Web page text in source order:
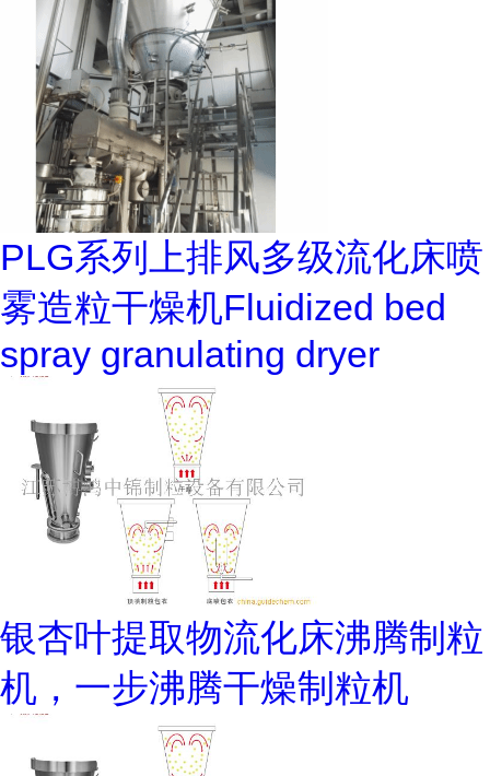
PLG系列上排风多级流化床喷
雾造粒干燥机Fluidized bed
spray granulating dryer
银杏叶提取物流化床沸腾制粒
机，一步沸腾干燥制粒机